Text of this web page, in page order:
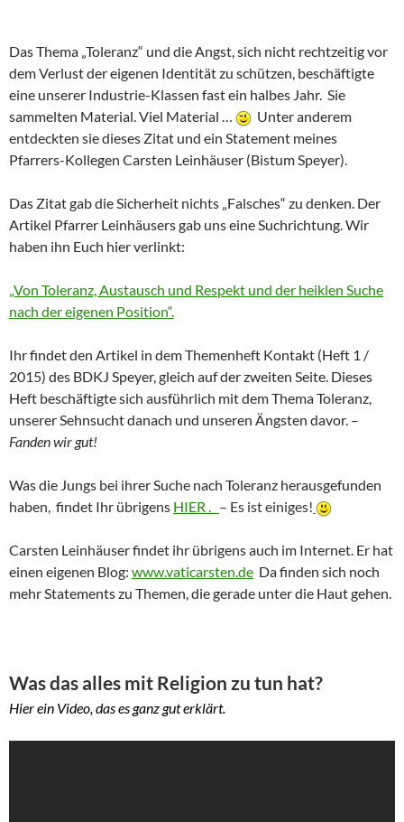
Das Thema „Toleranz“ und die Angst, sich nicht rechtzeitig vor
dem Verlust der eigenen Identität zu schützen, beschäftigte
eine unserer Industrie-Klassen fast ein halbes Jahr. Sie
sammelten Material. Viel Material …
Unter anderem
entdeckten sie dieses Zitat und ein Statement meines
Pfarrers-Kollegen Carsten Leinhäuser (Bistum Speyer).
Das Zitat gab die Sicherheit nichts „Falsches“ zu denken. Der
Artikel Pfarrer Leinhäusers gab uns eine Suchrichtung. Wir
haben ihn Euch hier verlinkt:
„Von Toleranz, Austausch und Respekt und der heiklen Suche
nach der eigenen Position“.
Ihr findet den Artikel in dem Themenheft Kontakt (Heft 1 /
2015) des BDKJ Speyer, gleich auf der zweiten Seite. Dieses
Heft beschäftigte sich ausführlich mit dem Thema Toleranz,
unserer Sehnsucht danach und unseren Ängsten davor. –
Fanden wir gut!
Was die Jungs bei ihrer Suche nach Toleranz herausgefunden
haben, findet Ihr übrigens HIER . – Es ist einiges!
Carsten Leinhäuser findet ihr übrigens auch im Internet. Er hat
einen eigenen Blog: www.vaticarsten.de Da finden sich noch
mehr Statements zu Themen, die gerade unter die Haut gehen.
Was das alles mit Religion zu tun hat?
Hier ein Video, das es ganz gut erklärt.